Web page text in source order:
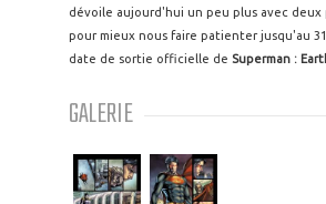
dévoile aujourd'hui un peu plus avec deux
pour mieux nous faire patienter jusqu'au
date de sortie officielle de Superman :
GALERIE